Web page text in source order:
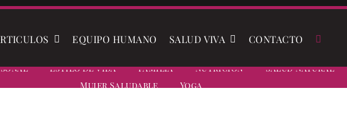
EQUIPO HUMANO SALUD VIVA CONTACTO
Estilo De Vida Familia Nutrición
Salud Natural
Mujer Saludable
Yoga